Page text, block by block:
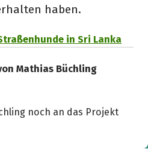
haben.
in Sri Lanka
Mathias Büchling
noch an das Projekt